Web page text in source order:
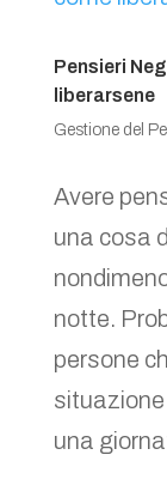
Pensieri
liberarsene
Gestione del
Avere
una cosa
notte.
persone
una